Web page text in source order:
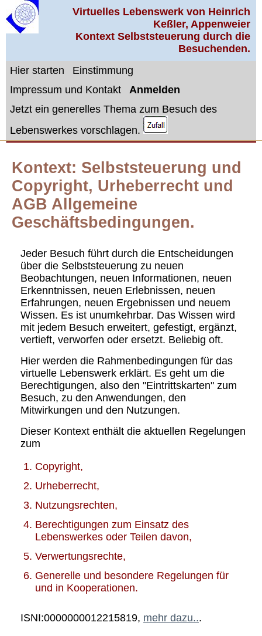
Virtuelles Lebenswerk von Heinrich
Keßler, Appenweier
Kontext Selbststeuerung durch die
Besuchenden.
Hier starten
Einstimmung
Impressum und Kontakt
Anmelden
Jetzt ein generelles Thema zum Besuch des
Lebenswerkes vorschlagen.
Kontext: Selbststeuerung und
Copyright, Urheberrecht und
AGB Allgemeine
Geschäftsbedingungen.
Jeder Besuch führt durch die Entscheidungen
über die Selbststeuerung zu neuen
Beobachtungen, neuen Informationen, neuen
Erkenntnissen, neuen Erlebnissen, neuen
Erfahrungen, neuen Ergebnissen und neuem
Wissen. Es ist unumkehrbar. Das Wissen wird
mit jedem Besuch erweitert, gefestigt, ergänzt,
vertieft, verworfen oder ersetzt. Beliebig oft.
Hier werden die Rahmenbedingungen für das
virtuelle Lebenswerk erklärt. Es geht um die
Berechtigungen, also den "Eintrittskarten" zum
Besuch, zu den Anwendungen, den
Mitwirkungen und den Nutzungen.
Dieser Kontext enthält die aktuellen Regelungen
zum
Copyright,
Urheberrecht,
Nutzungsrechten,
Berechtigungen zum Einsatz des
Lebenswerkes oder Teilen davon,
Verwertungsrechte,
Generelle und besondere Regelungen für
und in Kooperationen.
ISNI:0000000012215819, mehr dazu...